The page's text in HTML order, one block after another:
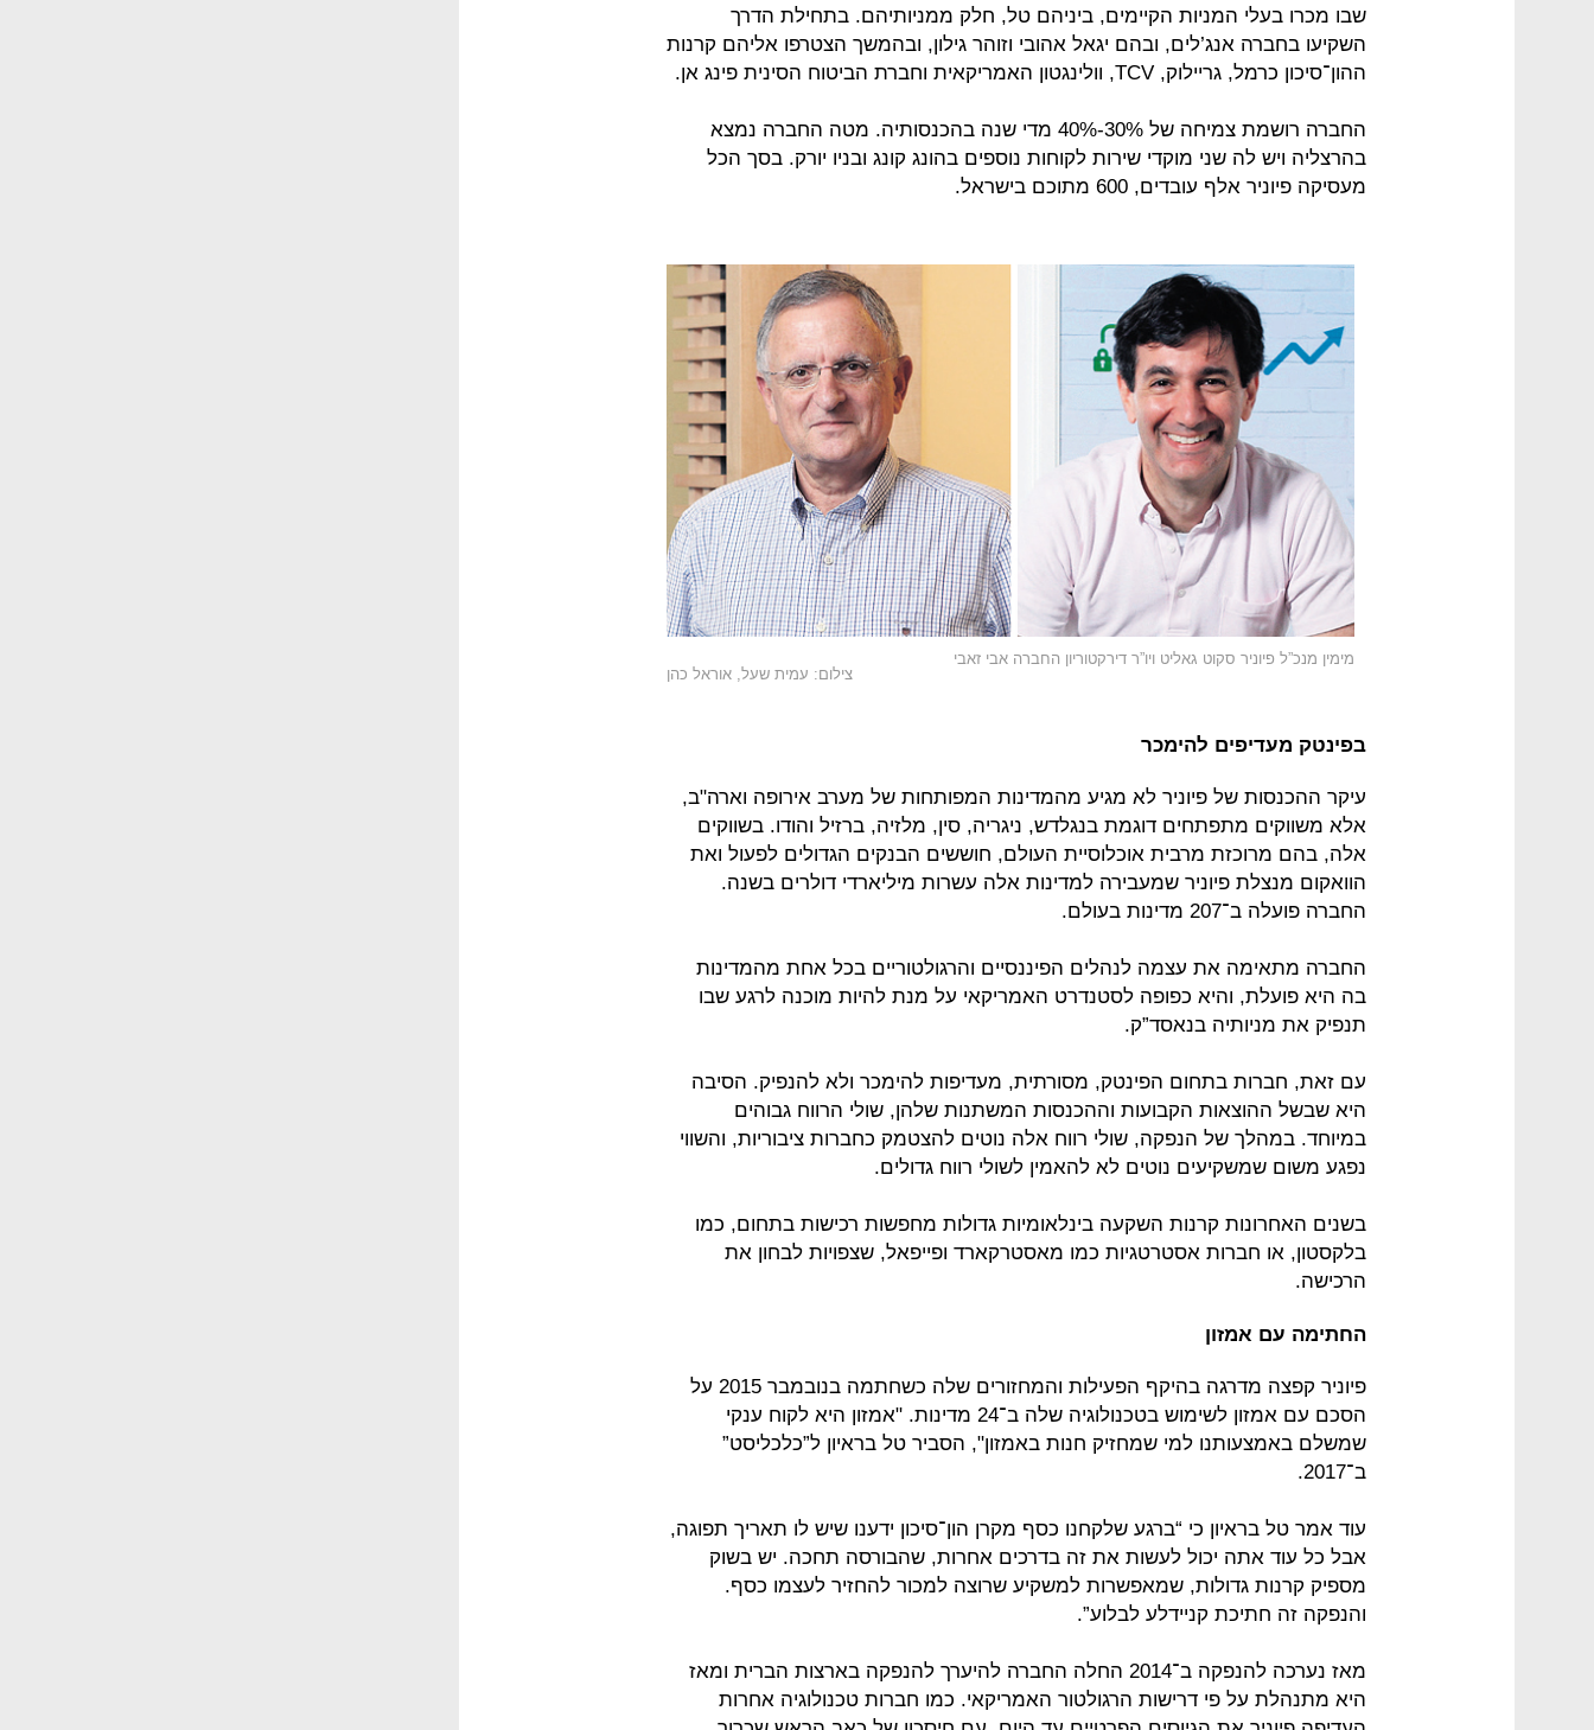
שבו מכרו בעלי המניות הקיימים, ביניהם טל, חלק ממניותיהם. בתחילת הדרך
השקיעו בחברה אנג’לים, ובהם יגאל אהובי וזוהר גילון, ובהמשך הצטרפו אליהם קרנות
ההון־סיכון כרמל, גריילוק, TCV, וולינגטון האמריקאית וחברת הביטוח הסינית פינג אן.
החברה רושמת צמיחה של 30%‑40% מדי שנה בהכנסותיה. מטה החברה נמצא
בהרצליה ויש לה שני מוקדי שירות לקוחות נוספים בהונג קונג ובניו יורק. בסך הכל
מעסיקה פיוניר אלף עובדים, 600 מתוכם בישראל.
מימין מנכ”ל פיוניר סקוט גאליט ויו”ר דירקטוריון החברה אבי זאבי
צילום: עמית שעל, אוראל כהן
בפינטק מעדיפים להימכר
עיקר ההכנסות של פיוניר לא מגיע מהמדינות המפותחות של מערב אירופה וארה"ב,
אלא משווקים מתפתחים דוגמת בנגלדש, ניגריה, סין, מלזיה, ברזיל והודו. בשווקים
אלה, בהם מרוכזת מרבית אוכלוסיית העולם, חוששים הבנקים הגדולים לפעול ואת
הוואקום מנצלת פיוניר שמעבירה למדינות אלה עשרות מיליארדי דולרים בשנה.
החברה פועלה ב־207 מדינות בעולם.
החברה מתאימה את עצמה לנהלים הפיננסיים והרגולטוריים בכל אחת מהמדינות
בה היא פועלת, והיא כפופה לסטנדרט האמריקאי על מנת להיות מוכנה לרגע שבו
תנפיק את מניותיה בנאסד”ק.
עם זאת, חברות בתחום הפינטק, מסורתית, מעדיפות להימכר ולא להנפיק. הסיבה
היא שבשל ההוצאות הקבועות וההכנסות המשתנות שלהן, שולי הרווח גבוהים
במיוחד. במהלך של הנפקה, שולי רווח אלה נוטים להצטמק כחברות ציבוריות, והשווי
נפגע משום שמשקיעים נוטים לא להאמין לשולי רווח גדולים.
בשנים האחרונות קרנות השקעה בינלאומיות גדולות מחפשות רכישות בתחום, כמו
בלקסטון, או חברות אסטרטגיות כמו מאסטרקארד ופייפאל, שצפויות לבחון את
הרכישה.
החתימה עם אמזון
פיוניר קפצה מדרגה בהיקף הפעילות והמחזורים שלה כשחתמה בנובמבר 2015 על
הסכם עם אמזון לשימוש בטכנולוגיה שלה ב־24 מדינות. "אמזון היא לקוח ענקי
שמשלם באמצעותנו למי שמחזיק חנות באמזון", הסביר טל בראיון ל”כלכליסט”
ב־2017.
עוד אמר טל בראיון כי “ברגע שלקחנו כסף מקרן הון־סיכון ידענו שיש לו תאריך תפוגה,
אבל כל עוד אתה יכול לעשות את זה בדרכים אחרות, שהבורסה תחכה. יש בשוק
מספיק קרנות גדולות, שמאפשרות למשקיע שרוצה למכור להחזיר לעצמו כסף.
והנפקה זה חתיכת קניידלע לבלוע”.
מאז נערכה להנפקה ב־2014 החלה החברה להיערך להנפקה בארצות הברית ומאז
היא מתנהלת על פי דרישות הרגולטור האמריקאי. כמו חברות טכנולוגיה אחרות